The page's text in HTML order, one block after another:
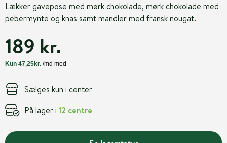
Lækker gavepose med mørk chokolade, mørk chokolade med
pebermynte og knas samt mandler med fransk nougat.
189 kr.
Sælges kun i center
På lager i 12 centre